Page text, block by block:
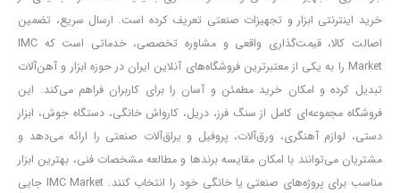
135 وات است که با ولتاژ 220 – 240 ولت و فرکانس 50 – 60 هرتز کار
می کند. سرعت این فرز در حالت آزاد ب0 16000 تا 31000 دور در دقیقه و
سایز کولت این محصول 3.2 میلی متر می باشد. فرز مدل
KDG-
3513
دارای دیمر 6 حالته نیز می باشد که با تنظیم سرعت به کارایی
محصول کمک شایانی می کند. مهمترین ویژگی این محصول همراهی
212 عدد متعلقات کاربردی و کیف حمل
BMC می باشد که خیال شما بابت
انواع لوازم جانبی راحت کرده و از خرید لوازم جداگانه بی نیاز می شوید.
خرید اینترنتی ابزار و تجهیزات صنعتی تعریف کرده است. ارسال سریع، تضمین
اصالت کالا، قیمت‌گذاری واقعی و مشاوره تخصصی، خدماتی است که IMC
Market را به یکی از معتبرترین فروشگاه‌های آنلاین ایران در حوزه ابزار و آهن‌آلات
تبدیل کرده و امکان خرید مطمئن و آسان را برای کاربران فراهم می‌کند. این
فروشگاه مجموعه‌ای کامل از سنگ فرز، دریل، کارواش خانگی، دستگاه جوش، ابزار
دستی، لوازم آهنگری، ورق‌آلات، پروفیل و یراق‌آلات صنعتی را ارائه می‌دهد و
مشتریان می‌توانند با امکان مقایسه برندها و مطالعه مشخصات فنی، بهترین ابزار
مناسب برای پروژه‌های صنعتی یا خانگی خود را انتخاب کنند. IMC Market جایی